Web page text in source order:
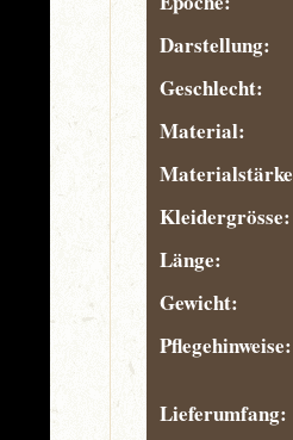
Darstellung:
Geschlecht:
Material:
Kleidergrösse:
Länge:
Gewicht:
Pflegehinweise:
Lieferumfang: